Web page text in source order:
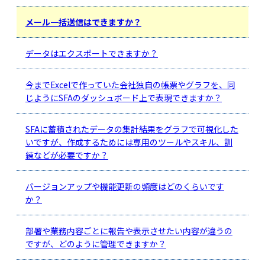
メール一括送信はできますか？
データはエクスポートできますか？
今までExcelで作っていた会社独自の帳票やグラフを、同
じようにSFAのダッシュボード上で表現できますか？
SFAに蓄積されたデータの集計結果をグラフで可視化した
いですが、作成するためには専用のツールやスキル、訓
練などが必要ですか？
バージョンアップや機能更新の頻度はどのくらいです
か？
部署や業務内容ごとに報告や表示させたい内容が違うの
ですが、どのように管理できますか？